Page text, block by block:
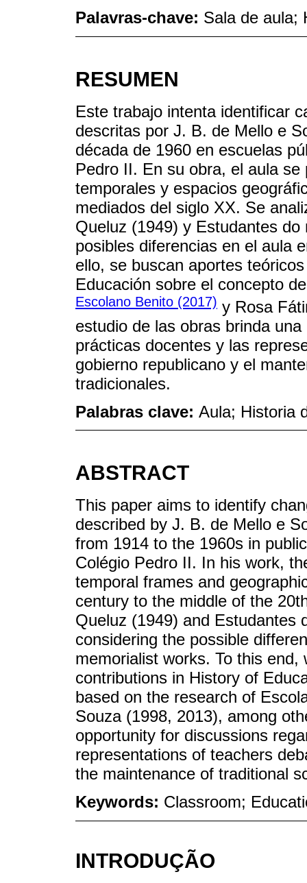
Palavras-chave: Sala de aula;
RESUMEN
Este trabajo intenta identificar
descritas por J. B. de Mello e
década de 1960 en escuelas
Pedro II. En su obra, el aula
temporales y espacios
mediados del siglo XX. Se
Queluz (1949) y Estudantes
posibles diferencias en el aula
ello, se buscan aportes
Educación sobre el concepto
Escolano Benito (2017) y Rosa
estudio de las obras brinda
prácticas docentes y las
gobierno republicano y el
tradicionales.
Palabras clave: Aula; Historia
ABSTRACT
This paper aims to identify
described by J. B. de Mello e
from 1914 to the 1960s in
Colégio Pedro II. In his work,
temporal frames and
century to the middle of the
Queluz (1949) and Estudantes
considering the possible
memorialist works. To this
contributions in History of
based on the research of
Souza (1998, 2013), among
opportunity for discussions
representations of teachers
the maintenance of traditional
Keywords: Classroom;
INTRODUÇÃO